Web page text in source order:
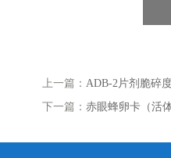
上一篇： ADB-2片剂脆碎
下一篇： 赤眼蜂卵卡（活